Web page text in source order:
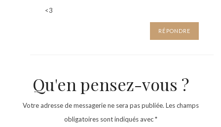
<3
RÉPONDRE
Qu'en pensez-vous ?
Votre adresse de messagerie ne sera pas publiée. Les champs
obligatoires sont indiqués avec*